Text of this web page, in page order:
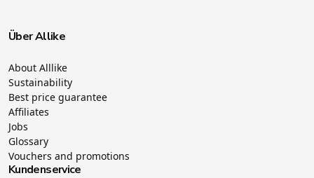
Über Allike
About Alllike
Sustainability
Best price guarantee
Affiliates
Jobs
Glossary
Vouchers and promotions
Kundenservice